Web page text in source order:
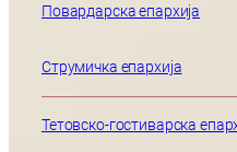
Повардарска епархија
Струмичка епархија
Тетовско-гостиварска